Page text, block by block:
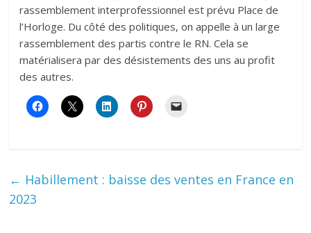
rassemblement interprofessionnel est prévu Place de
l’Horloge. Du côté des politiques, on appelle à un large
rassemblement des partis contre le RN. Cela se
matérialisera par des désistements des uns au profit
des autres.
← Habillement : baisse des ventes en France en
2023